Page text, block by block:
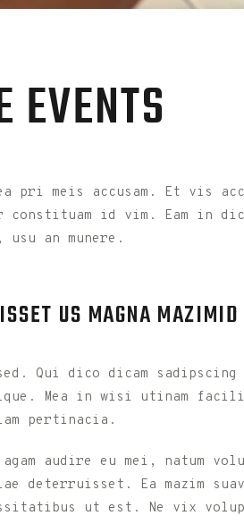
EVENTS
pri meis accusam. Et vis
id vim. Eam in
an munere.
US MAGNA MAZIMID
Qui dico dicam sadipscing
Mea in wisi utinam
pertinacia.
audire eu mei, natum
deterruisset. Ea mazim
ut est. Ne vix